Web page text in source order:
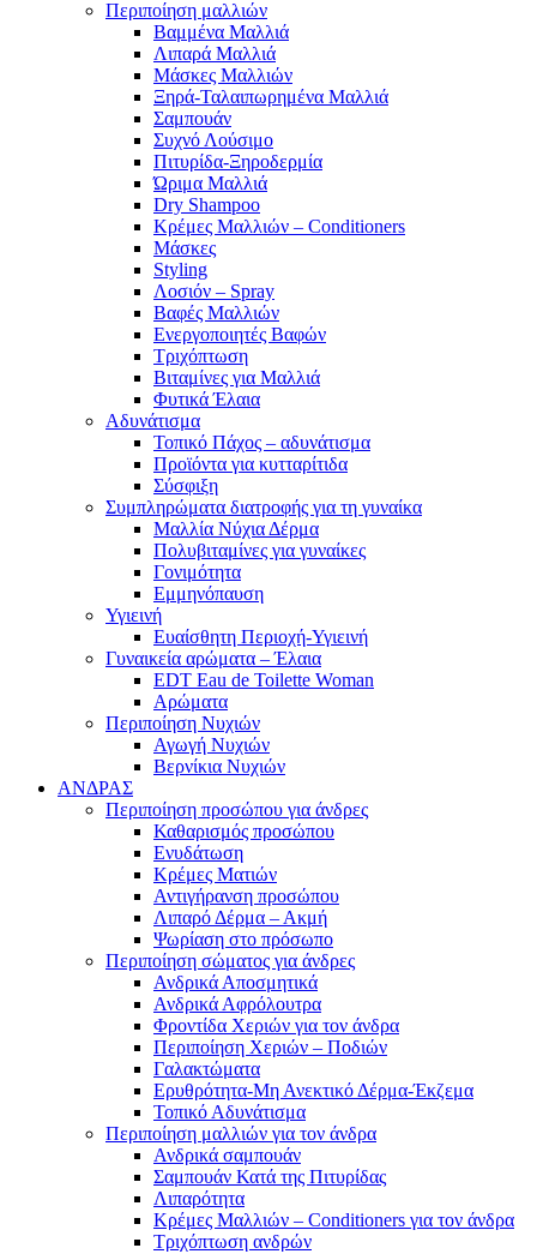
Περιποίηση μαλλιών
Βαμμένα Μαλλιά
Λιπαρά Μαλλιά
Μάσκες Μαλλιών
Ξηρά-Ταλαιπωρημένα Μαλλιά
Σαμπουάν
Συχνό Λούσιμο
Πιτυρίδα-Ξηροδερμία
Ώριμα Μαλλιά
Dry Shampoo
Κρέμες Μαλλιών – Conditioners
Μάσκες
Styling
Λοσιόν – Spray
Βαφές Μαλλιών
Ενεργοποιητές Βαφών
Τριχόπτωση
Βιταμίνες για Μαλλιά
Φυτικά Έλαια
Αδυνάτισμα
Τοπικό Πάχος – αδυνάτισμα
Προϊόντα για κυτταρίτιδα
Σύσφιξη
Συμπληρώματα διατροφής για τη γυναίκα
Μαλλία Νύχια Δέρμα
Πολυβιταμίνες για γυναίκες
Γονιμότητα
Εμμηνόπαυση
Υγιεινή
Ευαίσθητη Περιοχή-Υγιεινή
Γυναικεία αρώματα – Έλαια
EDT Eau de Toilette Woman
Αρώματα
Περιποίηση Νυχιών
Αγωγή Νυχιών
Βερνίκια Νυχιών
ΑΝΔΡΑΣ
Περιποίηση προσώπου για άνδρες
Καθαρισμός προσώπου
Ενυδάτωση
Κρέμες Ματιών
Αντιγήρανση προσώπου
Λιπαρό Δέρμα – Ακμή
Ψωρίαση στο πρόσωπο
Περιποίηση σώματος για άνδρες
Ανδρικά Αποσμητικά
Ανδρικά Αφρόλουτρα
Φροντίδα Χεριών για τον άνδρα
Περιποίηση Χεριών – Ποδιών
Γαλακτώματα
Ερυθρότητα-Μη Ανεκτικό Δέρμα-Έκζεμα
Τοπικό Αδυνάτισμα
Περιποίηση μαλλιών για τον άνδρα
Ανδρικά σαμπουάν
Σαμπουάν Κατά της Πιτυρίδας
Λιπαρότητα
Κρέμες Μαλλιών – Conditioners για τον άνδρα
Τριχόπτωση ανδρών